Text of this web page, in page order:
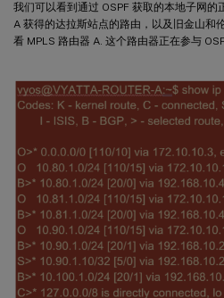
我们可以看到通过 OSPF 获取的本地子网的
A 获得的达拉斯站点的路由，以及旧金山和
看 MPLS 路由器 A. 这个路由器正在参与